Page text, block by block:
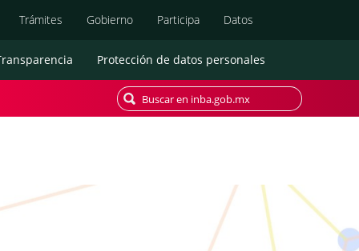
Trámites Gobierno Participa Datos
Protección de datos personales